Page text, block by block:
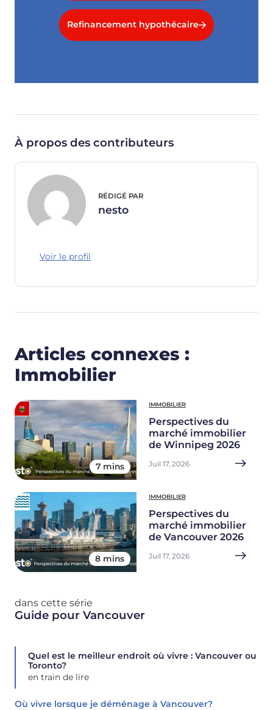
Refinancement hypothécaire
À propos des contributeurs
RÉDIGÉ PAR
nesto
Voir le profil
Articles connexes :
Immobilier
7 mins
IMMOBILIER
Perspectives du
marché immobilier
de Winnipeg 2026
Juil 17, 2026
8 mins
IMMOBILIER
Perspectives du
marché immobilier
de Vancouver 2026
Juil 17, 2026
dans cette série
Guide pour Vancouver
Quel est le meilleur endroit où vivre : Vancouver ou
Toronto?
en train de lire
Où vivre lorsque je déménage à Vancouver?